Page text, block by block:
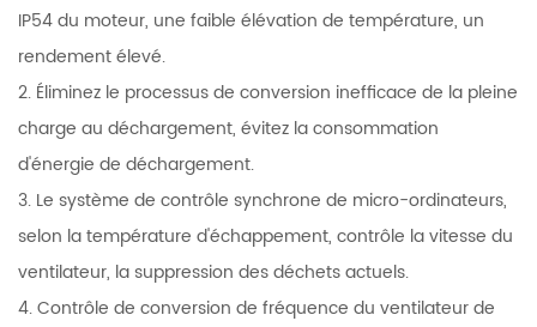
IP54 du moteur, une faible élévation de température, un
rendement élevé.
2. Éliminez le processus de conversion inefficace de la pleine
charge au déchargement, évitez la consommation
d'énergie de déchargement.
3. Le système de contrôle synchrone de micro-ordinateurs,
selon la température d'échappement, contrôle la vitesse du
ventilateur, la suppression des déchets actuels.
4. Contrôle de conversion de fréquence du ventilateur de